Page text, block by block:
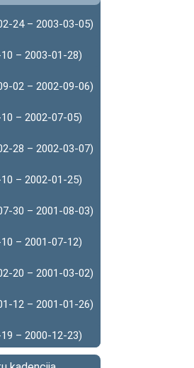
24 – 2003-03-05)
– 2003-01-28)
02 – 2002-09-06)
– 2002-07-05)
28 – 2002-03-07)
– 2002-01-25)
30 – 2001-08-03)
– 2001-07-12)
20 – 2001-03-02)
12 – 2001-01-26)
– 2000-12-23)